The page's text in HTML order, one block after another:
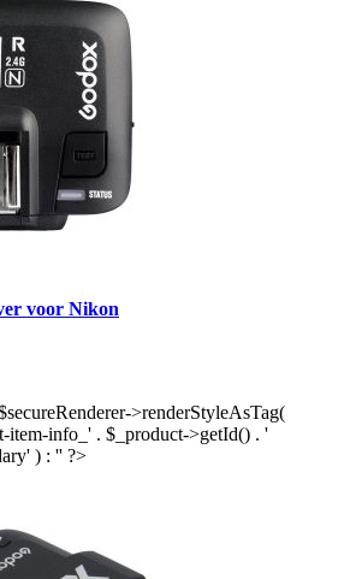
voor Nikon
>renderStyleAsTag(
item-info_' . $_product->getId() . '
) : '' ?>